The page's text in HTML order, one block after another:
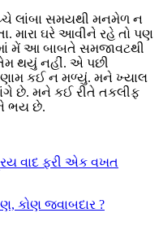
લાંબા સમયથી મનમેળ ન
મારા ઘરે આવીને રહે તો પણ
મેં આ બાબતે સમજાવટથી
તેમ થયું નહીં. એ પછી
કઈ ન મળ્યું. મને ખ્યાલ
છે. મને કઈ રીતે તકલીફ
ભય છે.
વાદ ફરી એક વખત
કોણ જવાબદાર ?